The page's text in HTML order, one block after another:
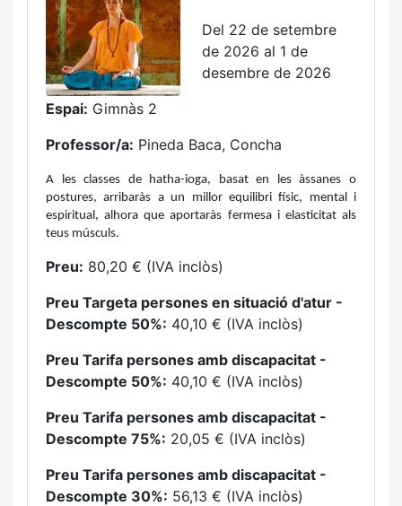
Del 22 de setembre
de 2026 al 1 de
desembre de 2026
Espai: Gimnàs 2
Professor/a: Pineda Baca, Concha
A les classes de hatha-ioga, basat en les àssanes o
postures, arribaràs a un millor equilibri físic, mental i
espiritual, alhora que aportaràs fermesa i elasticitat als
teus músculs.
Preu: 80,20 € (IVA inclòs)
Preu Targeta persones en situació d'atur -
Descompte 50%: 40,10 € (IVA inclòs)
Preu Tarifa persones amb discapacitat -
Descompte 50%: 40,10 € (IVA inclòs)
Preu Tarifa persones amb discapacitat -
Descompte 75%: 20,05 € (IVA inclòs)
Preu Tarifa persones amb discapacitat -
Descompte 30%: 56,13 € (IVA inclòs)